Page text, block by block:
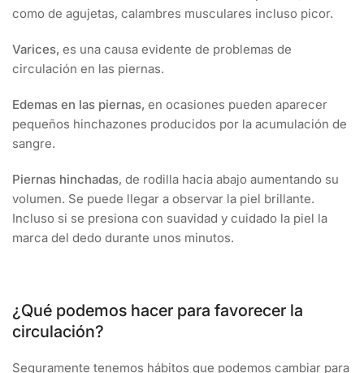
como de agujetas, calambres musculares incluso picor.
Varices, es una causa evidente de problemas de
circulación en las piernas.
Edemas en las piernas, en ocasiones pueden aparecer
pequeños hinchazones producidos por la acumulación de
sangre.
Piernas hinchadas, de rodilla hacia abajo aumentando su
volumen. Se puede llegar a observar la piel brillante.
Incluso si se presiona con suavidad y cuidado la piel la
marca del dedo durante unos minutos.
¿Qué podemos hacer para favorecer la
circulación?
Seguramente tenemos hábitos que podemos cambiar para